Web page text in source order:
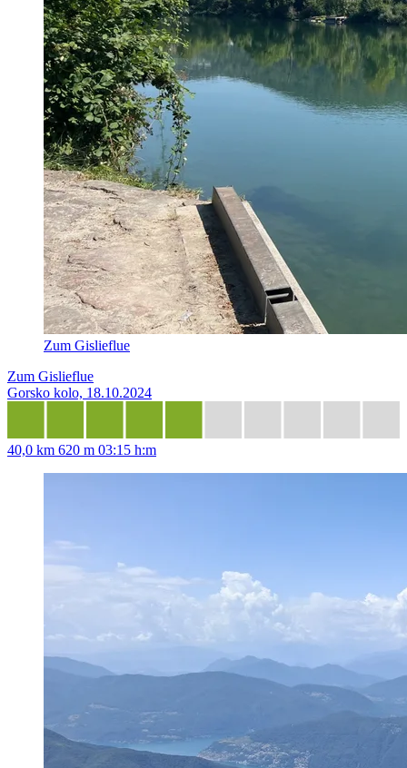
Zum Gislieflue
Zum Gislieflue
Gorsko kolo, 18.10.2024
40,0 km 620 m 03:15 h:m